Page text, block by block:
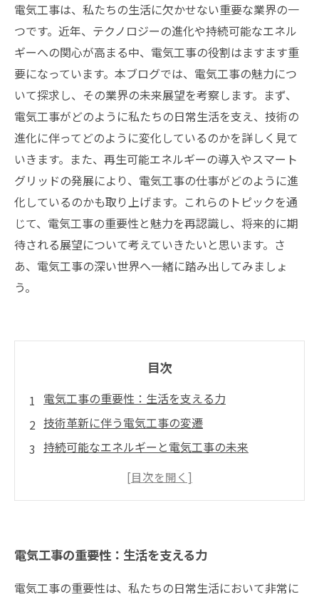
電気工事は、私たちの生活に欠かせない重要な業界の一
つです。近年、テクノロジーの進化や持続可能なエネル
ギーへの関心が高まる中、電気工事の役割はますます重
要になっています。本ブログでは、電気工事の魅力につ
いて探求し、その業界の未来展望を考察します。まず、
電気工事がどのように私たちの日常生活を支え、技術の
進化に伴ってどのように変化しているのかを詳しく見て
いきます。また、再生可能エネルギーの導入やスマート
グリッドの発展により、電気工事の仕事がどのように進
化しているのかも取り上げます。これらのトピックを通
じて、電気工事の重要性と魅力を再認識し、将来的に期
待される展望について考えていきたいと思います。さ
あ、電気工事の深い世界へ一緒に踏み出してみましょ
う。
目次
電気工事の重要性：生活を支える力
技術革新に伴う電気工事の変遷
持続可能なエネルギーと電気工事の未来
スマートグリッドの台頭と電気工事の新たな役
電気工事の未来展望：私たちの生活の変化を促
す鍵
電気工事の重要性：生活を支える力
電気工事の重要性は、私たちの日常生活において非常に